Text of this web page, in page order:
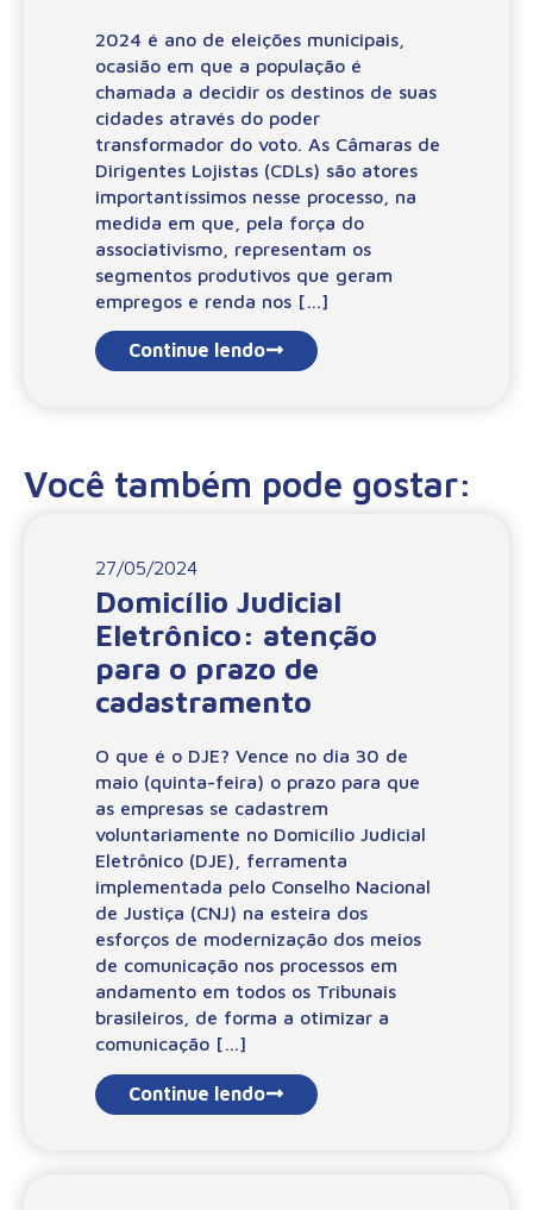
2024 é ano de eleições municipais,
ocasião em que a população é
chamada a decidir os destinos de suas
cidades através do poder
transformador do voto. As Câmaras de
Dirigentes Lojistas (CDLs) são atores
importantíssimos nesse processo, na
medida em que, pela força do
associativismo, representam os
segmentos produtivos que geram
empregos e renda nos […]
Continue lendo
Você também pode gostar:
27/05/2024
Domicílio Judicial
Eletrônico: atenção
para o prazo de
cadastramento
O que é o DJE? Vence no dia 30 de
maio (quinta-feira) o prazo para que
as empresas se cadastrem
voluntariamente no Domicílio Judicial
Eletrônico (DJE), ferramenta
implementada pelo Conselho Nacional
de Justiça (CNJ) na esteira dos
esforços de modernização dos meios
de comunicação nos processos em
andamento em todos os Tribunais
brasileiros, de forma a otimizar a
comunicação […]
Continue lendo